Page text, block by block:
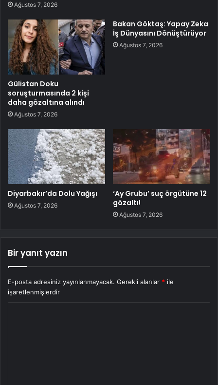
Ağustos 7, 2026
Gülistan Doku
soruşturmasında 2 kişi
daha gözaltına alındı
Ağustos 7, 2026
Bakan Göktaş: Yapay Zeka
İş Dünyasını Dönüştürüyor
Ağustos 7, 2026
Diyarbakır’da Dolu Yağışı
Ağustos 7, 2026
‘Ay Grubu’ suç örgütüne 12
gözaltı!
Ağustos 7, 2026
Bir yanıt yazın
E-posta adresiniz yayınlanmayacak. Gerekli alanlar * ile
işaretlenmişlerdir